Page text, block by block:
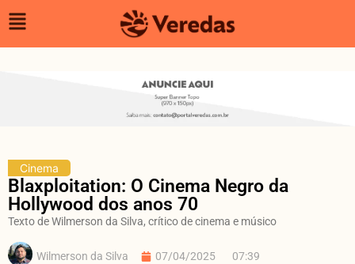
Cinema
Blaxploitation: O Cinema Negro da
Hollywood dos anos 70
Texto de Wilmerson da Silva, crítico de cinema e músico
Wilmerson da Silva 07/04/2025 07:39